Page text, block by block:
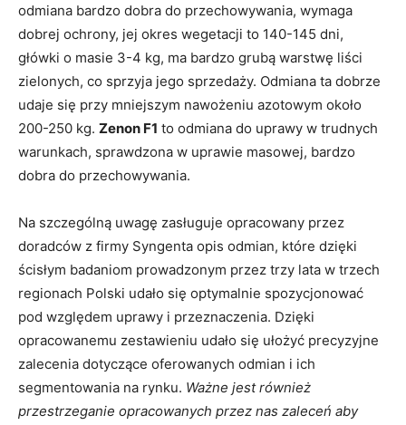
odmiana bardzo dobra do przechowywania, wymaga
dobrej ochrony, jej okres wegetacji to 140-145 dni,
główki o masie 3-4 kg, ma bardzo grubą warstwę liści
zielonych, co sprzyja jego sprzedaży. Odmiana ta dobrze
udaje się przy mniejszym nawożeniu azotowym około
200-250 kg. Zenon F1 to odmiana do uprawy w trudnych
warunkach, sprawdzona w uprawie masowej, bardzo
dobra do przechowywania.
Na szczególną uwagę zasługuje opracowany przez
doradców z firmy Syngenta opis odmian, które dzięki
ścisłym badaniom prowadzonym przez trzy lata w trzech
regionach Polski udało się optymalnie spozycjonować
pod względem uprawy i przeznaczenia. Dzięki
opracowanemu zestawieniu udało się ułożyć precyzyjne
zalecenia dotyczące oferowanych odmian i ich
segmentowania na rynku. Ważne jest również
przestrzeganie opracowanych przez nas zaleceń aby